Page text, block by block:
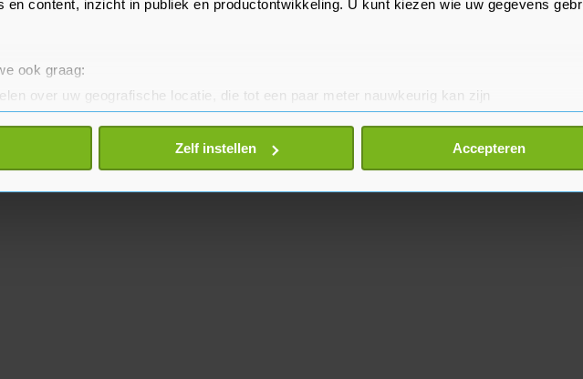
en content, inzicht in publiek en productontwikkeling. U kunt kiezen wie uw gegevens
ook graag:
over uw geografische locatie, die tot een paar meter nauwkeurig kan zijn
door het actief te scannen op specifieke eigenschappen (fingerprinting)
gegevens worden verwerkt en stel uw voorkeuren in het
detailgedeelte
wijzigen of intrekken in de Cookieverklaring.
Zelf instellen Accepteren